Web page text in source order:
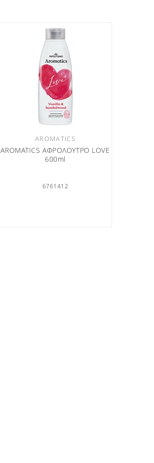
AROMATICS
AROMATICS ΑΦΡΟΛΟΥΤΡΟ LOVE
600ml
6761412